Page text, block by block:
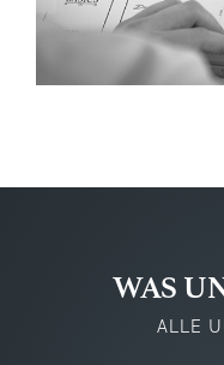
WAS
ALLE